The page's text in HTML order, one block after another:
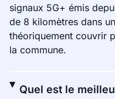
signaux 5G+ émis
de 8 kilomètres dans
théoriquement couvrir
la commune.
Quel est le